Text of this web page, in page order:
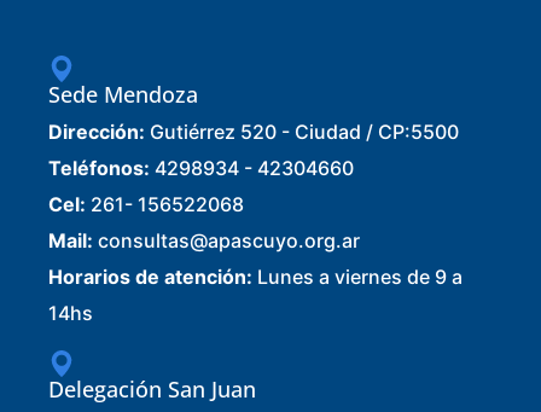
Sede Mendoza
Dirección: Gutiérrez 520 - Ciudad / CP:5500
Teléfonos: 4298934 - 42304660
Cel: 261- 156522068
Mail: consultas@apascuyo.org.ar
Horarios de atención: Lunes a viernes de 9 a
14hs
Delegación San Juan